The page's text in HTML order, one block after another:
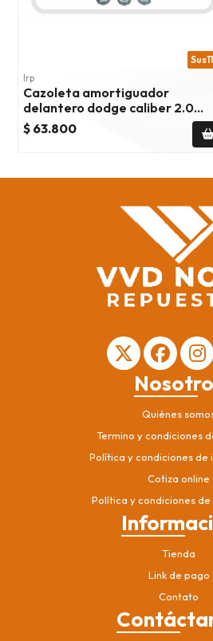
Irp
Cazoleta amortiguador
delantero dodge caliber 2.0
2007/2012
$ 63.800
Quiénes
Termino y condiciones
Política y condiciones de
Cotiza online
Política y condiciones
Tienda
Link de pago
Contato